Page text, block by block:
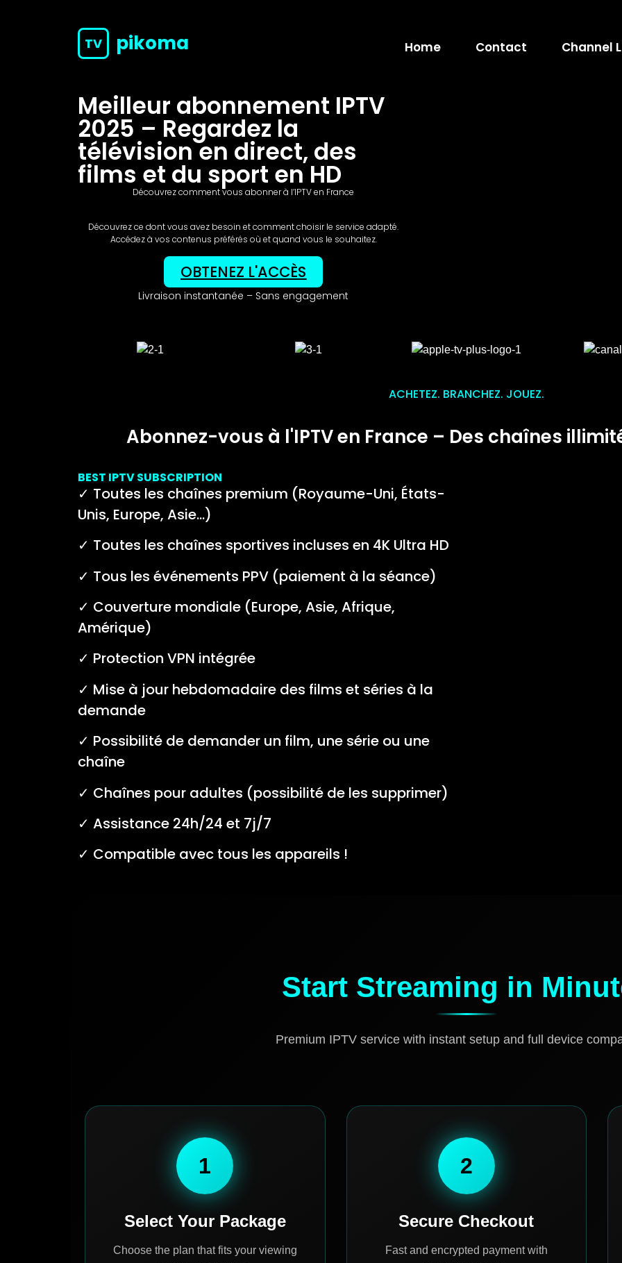
TV pikoma Home Contact Channel
Meilleur abonnement IPTV
2025 – Regardez la
télévision en direct, des
films et du sport en HD
Découvrez comment vous abonner à l’IPTV en France
Découvrez ce dont vous avez besoin et comment choisir le service adapté.
Accédez à vos contenus préférés où et quand vous le souhaitez.
OBTENEZ L'ACCÈS
Livraison instantanée – Sans engagement
ACHETEZ. BRANCHEZ. JOUEZ.
Abonnez-vous à l'IPTV en France – Des chaînes
BEST IPTV SUBSCRIPTION
✓ Toutes les chaînes premium (Royaume-Uni, États-
Unis, Europe, Asie…)
✓ Toutes les chaînes sportives incluses en 4K Ultra HD
✓ Tous les événements PPV (paiement à la séance)
✓ Couverture mondiale (Europe, Asie, Afrique,
Amérique)
✓ Protection VPN intégrée
✓ Mise à jour hebdomadaire des films et séries à la
demande
✓ Possibilité de demander un film, une série ou une
chaîne
✓ Chaînes pour adultes (possibilité de les supprimer)
✓ Assistance 24h/24 et 7j/7
✓ Compatible avec tous les appareils !
Start Streaming in
Premium IPTV service with instant setup and full device
1
Select Your Package
Choose the plan that fits your viewing
2
Secure Checkout
Fast and encrypted payment with